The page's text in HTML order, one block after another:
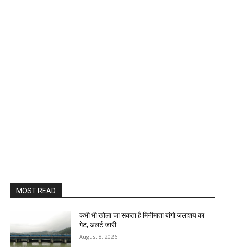
MOST READ
कभी भी खोला जा सकता है मिनीमाता बांगो जलाशय का
गेट, अलर्ट जारी
August 8, 2026